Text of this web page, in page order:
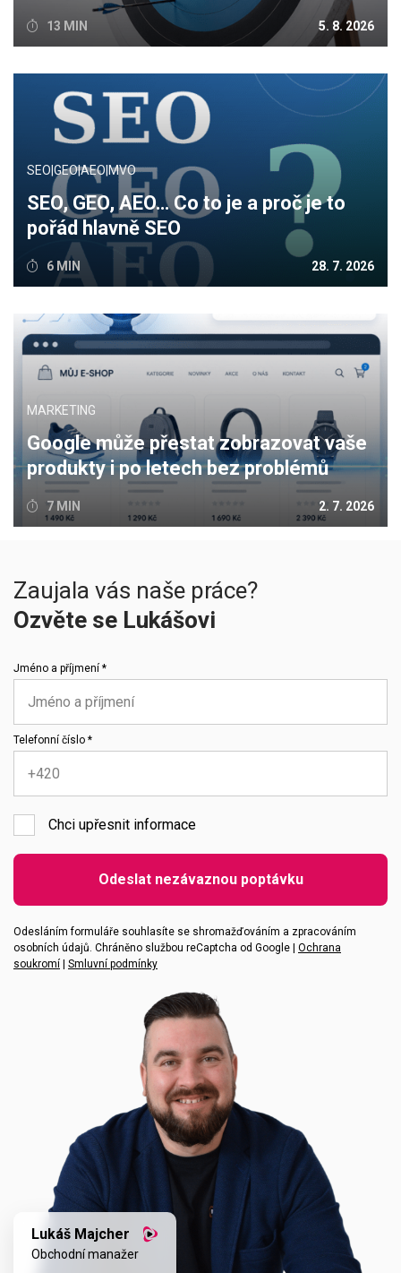
13 MIN 5. 8. 2026
SEO|GEO|AEO|MVO
SEO, GEO, AEO… Co to je a proč je to
pořád hlavně SEO
6 MIN 28. 7. 2026
MARKETING
Google může přestat zobrazovat vaše
produkty i po letech bez problémů
7 MIN 2. 7. 2026
Zaujala vás naše práce?
Ozvěte se Lukášovi
Jméno a příjmení *
Telefonní číslo *
Chci upřesnit informace
Emailová adresa
Vaše zpráva
Odeslat nezávaznou poptávku
Odesláním formuláře souhlasíte se shromažďováním a zpracováním
osobních údajů. Chráněno službou reCaptcha od Google | Ochrana
soukromí | Smluvní podmínky
Lukáš Majcher
Obchodní manažer